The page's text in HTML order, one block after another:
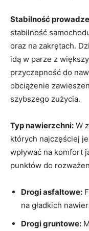
Stabilność
stabilność
oraz na zakrętach.
idą w parze z
przyczepność‌ do
obciążenie
⁤szybszego ⁣zużycia.
Typ nawierzchni: ‌W
których najczęściej
wpływać na komfort
punktów ⁣do
Drogi⁤ asfaltowe:
na ⁣gładkich
Drogi gruntowe: